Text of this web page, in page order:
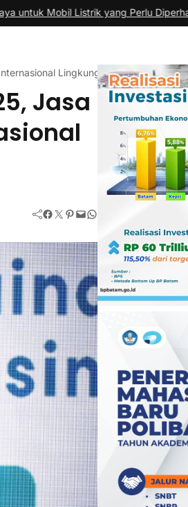
yang Perlu Diperhatikan |#3 -
Lingkungan Kerja Terbaik
Jasa
Facebook Twitter Pinterest Mail WhatsApp